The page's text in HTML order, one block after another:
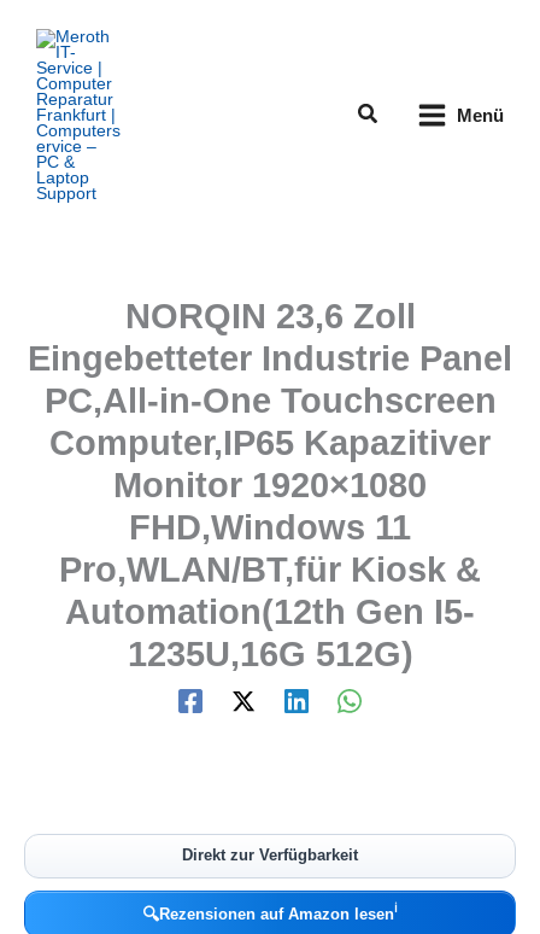
Inhalt
springen
Suchen Menü
NORQIN 23,6 Zoll
Eingebetteter Industrie Panel
PC,All-in-One Touchscreen
Computer,IP65 Kapazitiver
Monitor 1920×1080
FHD,Windows 11
Pro,WLAN/BT,für Kiosk &
Automation(12th Gen I5-
1235U,16G 512G)
Direkt zur Verfügbarkeit
🔍Rezensionen auf Amazon lesenℹ︎